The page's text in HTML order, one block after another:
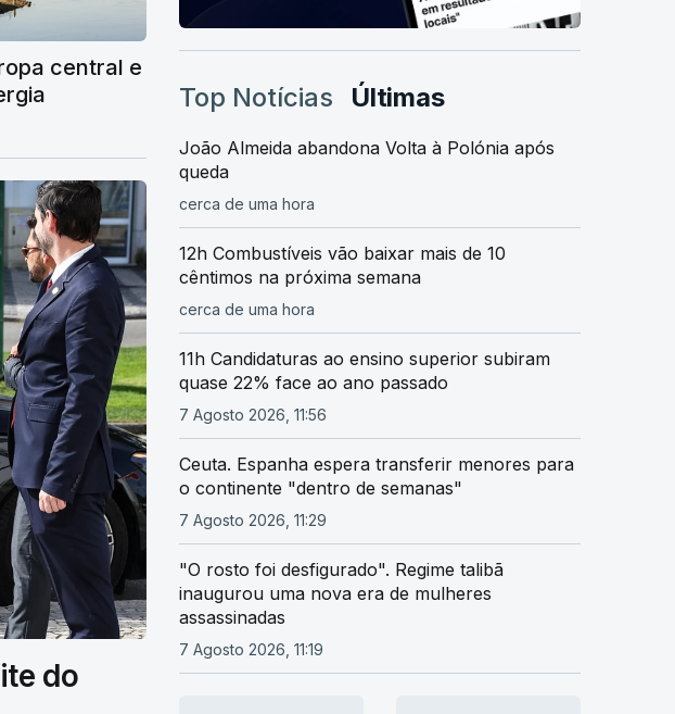
central e
do
Top Notícias Últimas
João Almeida abandona Volta à Polónia após
queda
cerca de uma hora
12h Combustíveis vão baixar mais de 10
cêntimos na próxima semana
cerca de uma hora
11h Candidaturas ao ensino superior subiram
quase 22% face ao ano passado
7 Agosto 2026, 11:56
Ceuta. Espanha espera transferir menores para
o continente "dentro de semanas"
7 Agosto 2026, 11:29
"O rosto foi desfigurado". Regime talibã
inaugurou uma nova era de mulheres
assassinadas
7 Agosto 2026, 11:19